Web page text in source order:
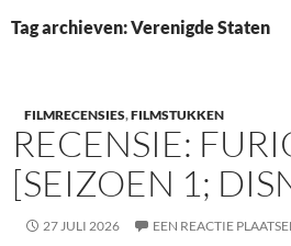
Tag archieven: Verenigde Staten
FILMRECENSIES,FILMSTUKKEN
RECENSIE:
[SEIZOEN 1;
27 JULI 2026 EEN REACTIE